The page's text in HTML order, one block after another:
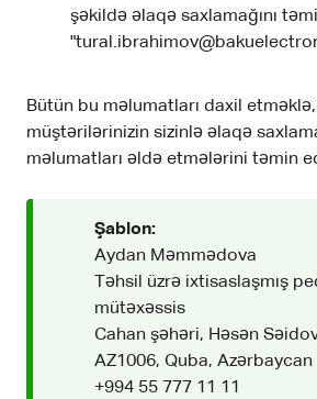
şəkildə əlaqə saxlamağını
Bütün bu məlumatları daxil
müştərilərinizin sizinlə əlaqə
məlumatları əldə etmələrini təmin
Şablon:
Aydan Məmmədova
Təhsil üzrə ixtisaslaşmış
mütəxəssis
Cahan şəhəri, Həsən
AZ1006, Quba, Azərbaycan
+994 55 777 11 11